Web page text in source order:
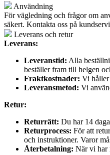
Användning
För vägledning och frågor om
säkert. Kontakta oss på
Leverans och retur
Leverans:
Leveranstid: Alla
beställer fram till helgen
Fraktkostnader: Vi håller
Leveransmetod: Vi
Retur:
Returrätt: Du har 14
Returprocess: För att
och instruktioner. Varor
Återbetalning: När vi har